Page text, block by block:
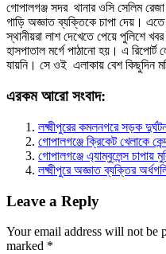
গোপালগঞ্জ সদর থানার ওসি সেলিম
গাড়ি অজ্ঞাত ব্যক্তিকে চাপা দেয়।
স্থানীয়রা লাশ দেখেতে পেয়ে পুলিশে
হাসপাতাল মর্গে পাঠানো হয়। এ রিপোর্ট
যায়নি। সে ওই এলাকায় বেশ কিছুদিন
এরকম আরো সংবাদ:
লক্ষ্মীপুরের কমলনগরে সড়ক
গোপালগঞ্জে ক্রিকেট খেলাকে
গোপালগঞ্জে এ্যাম্বুলেন্স চাপায়
লক্ষ্মীপুরে অজ্ঞাত ব্যক্তির
Leave a Reply
Your email address will not be
marked *